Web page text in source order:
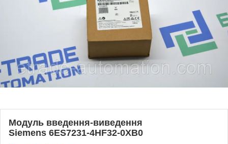
Модуль введення-виведення
Siemens 6ES7231-4HF32-0XB0